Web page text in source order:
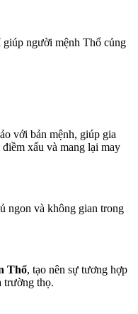
người mệnh Thổ củng
với bản mệnh, giúp gia
xấu và mang lại may
ngon và không gian trong
Thổ, tạo nên sự tương hợp
trường thọ.